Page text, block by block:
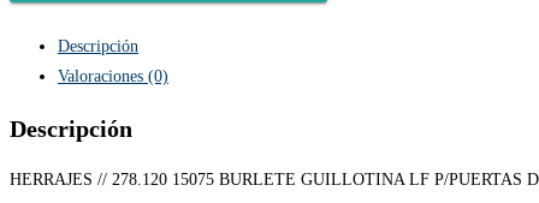
Descripción
Valoraciones (0)
Descripción
HERRAJES // 278.120 15075 BURLETE GUILLOTINA LF P/PUERTAS